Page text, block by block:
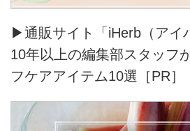
▶通販サイト「iHerb（アイ
10年以上の編集部スタッフ
フケアアイテム10選［PR］